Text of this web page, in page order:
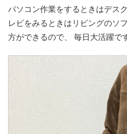
パソコン作業をするときはデス
レビをみるときはリビングのソ
方ができるので、 毎日大活躍で